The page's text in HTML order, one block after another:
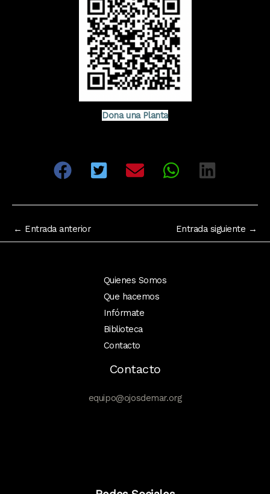
Dona una Planta
← Entrada anterior Entrada siguiente →
Quienes Somos
Que hacemos
Infórmate
Biblioteca
Contacto
Contacto
equipo@ojosdemar.org